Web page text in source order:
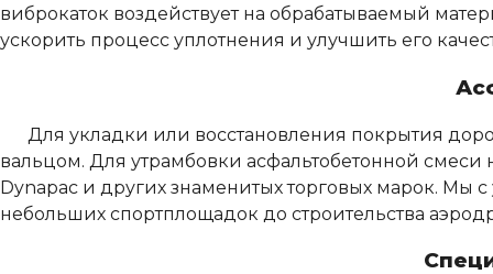
виброкаток воздействует на обрабатываемый
ускорить процесс уплотнения и улучшить его
Для укладки или восстановления покрытия
вальцом. Для утрамбовки асфальтобетонной
Dynapac и других знаменитых торговых марок. Мы
небольших спортплощадок до строительства